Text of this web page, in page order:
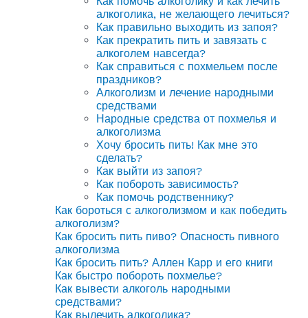
алкоголика, не желающего лечиться?
Как правильно выходить из запоя?
Как прекратить пить и завязать с
алкоголем навсегда?
Как справиться с похмельем после
праздников?
Алкоголизм и лечение народными
средствами
Народные средства от похмелья и
алкоголизма
Хочу бросить пить! Как мне это
сделать?
Как выйти из запоя?
Как побороть зависимость?
Как помочь родственнику?
Как бороться с алкоголизмом и как победить
алкоголизм?
Как бросить пить пиво? Опасность пивного
алкоголизма
Как бросить пить? Аллен Карр и его книги
Как быстро побороть похмелье?
Как вывести алкоголь народными
средствами?
Как вылечить алкоголика?